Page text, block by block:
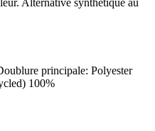
Alternative synthétique au
principale: Polyester
100%